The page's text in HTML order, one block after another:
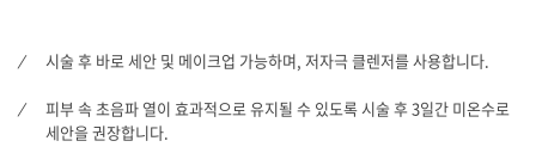
시술 후 바로 세안 및 메이크업 가능하며, 저자극 클렌저를 사용합니다.
피부 속 초음파 열이 효과적으로 유지될 수 있도록 시술 후 3일간 미온수로
세안을 권장합니다.